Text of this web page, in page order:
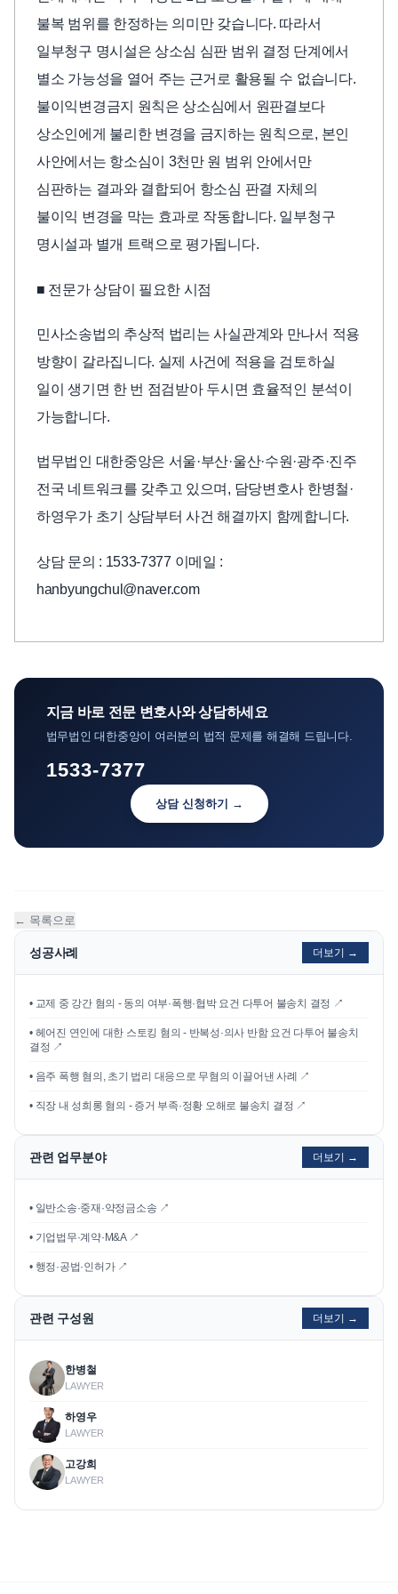
불복 범위를 한정하는 의미만 갖습니다. 따라서
일부청구 명시설은 상소심 심판 범위 결정 단계에서
별소 가능성을 열어 주는 근거로 활용될 수 없습니다.
불이익변경금지 원칙은 상소심에서 원판결보다
상소인에게 불리한 변경을 금지하는 원칙으로, 본인
사안에서는 항소심이 3천만 원 범위 안에서만
심판하는 결과와 결합되어 항소심 판결 자체의
불이익 변경을 막는 효과로 작동합니다. 일부청구
명시설과 별개 트랙으로 평가됩니다.
■ 전문가 상담이 필요한 시점
민사소송법의 추상적 법리는 사실관계와 만나서 적용
방향이 갈라집니다. 실제 사건에 적용을 검토하실
일이 생기면 한 번 점검받아 두시면 효율적인 분석이
가능합니다.
법무법인 대한중앙은 서울·부산·울산·수원·광주·진주
전국 네트워크를 갖추고 있으며, 담당변호사 한병철·
하영우가 초기 상담부터 사건 해결까지 함께합니다.
상담 문의 : 1533-7377 이메일 :
hanbyungchul@naver.com
지금 바로 전문 변호사와 상담하세요
법무법인 대한중앙이 여러분의 법적 문제를 해결해 드립니다.
1533-7377
상담 신청하기 →
← 목록으로
성공사례 더보기 →
• 교제 중 강간 혐의 - 동의 여부·폭행·협박 요건 다투어 불송치 결정 ↗
• 헤어진 연인에 대한 스토킹 혐의 - 반복성·의사 반함 요건 다투어 불송치
결정 ↗
• 음주 폭행 혐의, 초기 법리 대응으로 무혐의 이끌어낸 사례 ↗
• 직장 내 성희롱 혐의 - 증거 부족·정황 오해로 불송치 결정 ↗
관련 업무분야 더보기 →
• 일반소송·중재·약정금소송 ↗
• 기업법무·계약·M&A ↗
• 행정·공법·인허가 ↗
관련 구성원 더보기 →
한병철
LAWYER
하영우
LAWYER
고강희
LAWYER